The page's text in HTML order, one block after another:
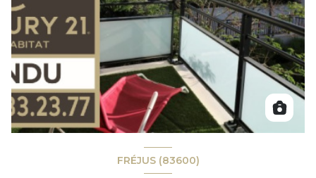
FRÉJUS (83600)